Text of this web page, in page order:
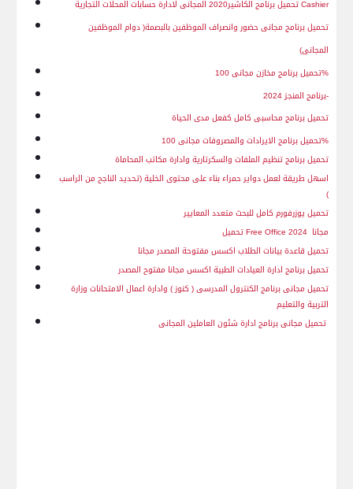
Cashier
المجانى)
تحميل برنامج مخازن مجانى 100%
-برنامج المنجز 2024
تحميل برنامج محاسبى كامل كفعل مدى الحياة
تحميل برنامج الايرادات والمصروفات مجانى 100%
تحميل برنامج تنظيم الملفات والسكرتارية وادارة مكاتب المحاماة
اسهل طريقة لعمل دواير حمراء بناء على محتوى الخلية (تحديد الناجح من الراسب
)
تحميل يوزرفورم كامل للبحث متعدد المعايير
تحميل Free Office 2024 مجانا
تحميل قاعدة بيانات الطلاب اكسس مفتوحة المصدر مجانا
تحميل برنامج ادارة العيادات الطبية اكسس مجانا مفتوح المصدر
تحميل مجانى برنامج الكنترول المدرسى ( كنوز ) وادارة اعمال الامتحانات وزارة
التربية والتعليم